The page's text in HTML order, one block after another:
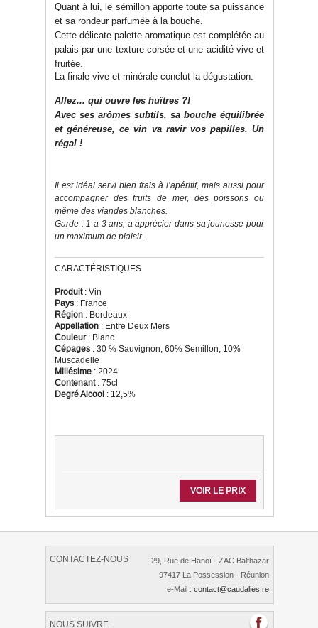
Quant à lui, le sémillon apporte toute sa puissance
et sa rondeur parfumée à la bouche.
Cette délicate palette aromatique est complétée au
palais par une texture corsée et une acidité vive et
fruitée.
La finale vive et minérale conclut la dégustation.
Allez... qui ouvre les huîtres ?!
Avec ses arômes subtils, sa bouche équilibrée
et généreuse, ce vin va ravir vos papilles. Un
régal !
Il est idéal servi bien frais à l’apéritif, mais aussi pour
accompagner des fruits de mer, des poissons ou
même des viandes blanches.
Garde : 1 à 3 ans, à apprécier dans sa jeunesse pour
un maximum de plaisir...
CARACTÉRISTIQUES
Produit : Vin
Pays : France
Région : Bordeaux
Appellation : Entre Deux Mers
Couleur: Blanc
Cépages : 30 % Sauvignon, 60% Semillon, 10%
Muscadelle
Millésime : 2024
Contenant: 75cl
Degré Alcool : 12,5%
VOIR LE PRIX
CONTACTEZ-NOUS
29, Rue de Hanoï - ZAC Balthazar
97417 La Possession - Réunion
e-Mail : contact@caudalies.re
NOUS SUIVRE